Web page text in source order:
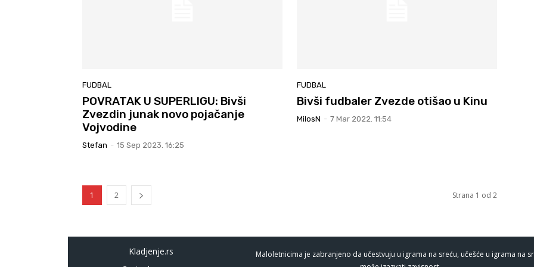
FUDBAL
POVRATAK U SUPERLIGU: Bivši
Zvezdin junak novo pojačanje
Vojvodine
Stefan - 15 Sep 2023. 16:25
FUDBAL
Bivši fudbaler Zvezde otišao u Kinu
MilosN - 7 Mar 2022. 11:54
1 2 Strana 1 od 2
Kladjenje.rs
Maloletnicima je zabranjeno da učestvuju u igrama na sreću, učešće u igrama na